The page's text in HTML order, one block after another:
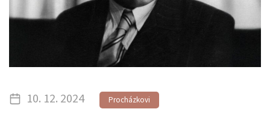
10. 12. 2024 Procházkovi